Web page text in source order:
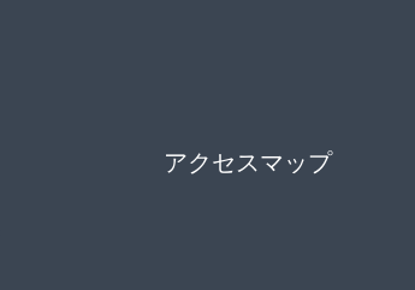
アクセスマップ